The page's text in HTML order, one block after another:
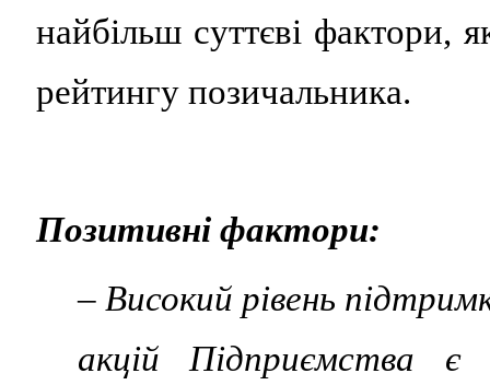
найбільш суттєві фактори,
рейтингу позичальника.
Позитивні фактори:
– Високий рівень
акцій Підприємства